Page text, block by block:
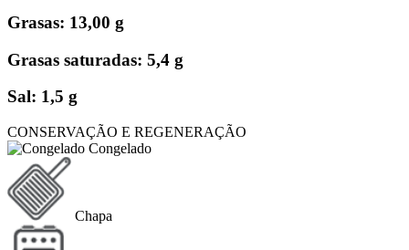
Grasas: 13,00 g
Grasas saturadas: 5,4 g
Sal: 1,5 g
CONSERVAÇÃO E REGENERAÇÃO
Congelado
Chapa